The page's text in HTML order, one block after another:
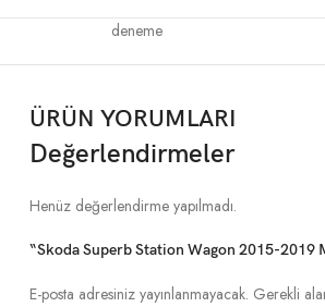
deneme
ÜRÜN YORUMLARI
Değerlendirmeler
Henüz değerlendirme yapılmadı.
“Skoda Superb Station Wagon 2015-2019
E-posta adresiniz yayınlanmayacak. Gerekli